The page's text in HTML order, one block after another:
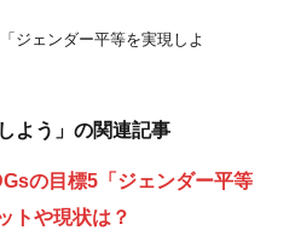
「ジェンダー平等を実現しよ
よう」の関連記事
の目標5「ジェンダー平等
トや現状は？